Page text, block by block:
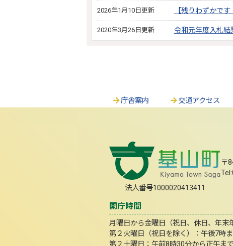
2026年1月10日更新 【残りわずかで
2020年3月26日更新 令和元年度入札結
庁舎案内 交通アクセス
法人番号1000020413411
〒
開庁時間
月曜日から金曜日（祝日、休日、年
第２火曜日（祝日を除く）：午後7時
第２土曜日：午前8時30分から正午ま